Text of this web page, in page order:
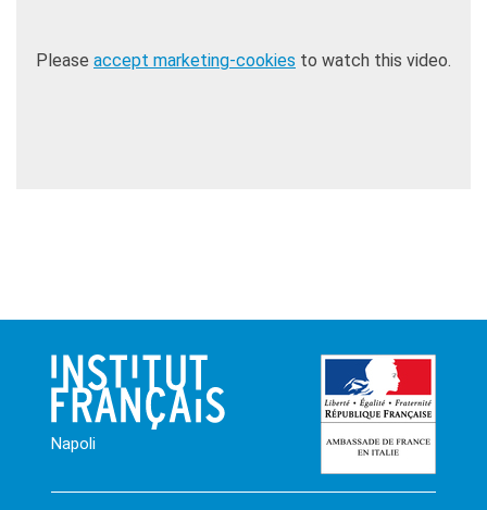
Please accept marketing-cookies to watch this video.
Napoli